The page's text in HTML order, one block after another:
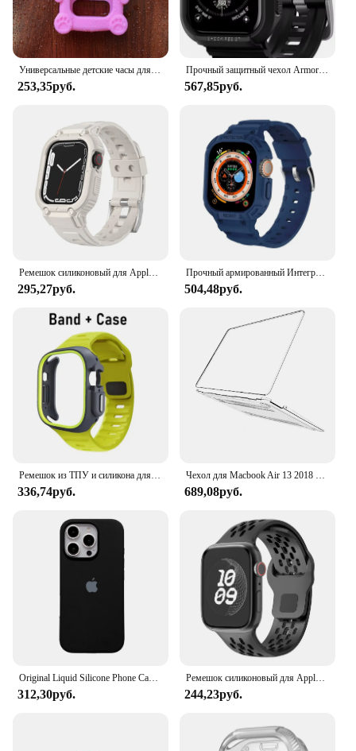
Универсальные детские часы для телефона защитный чехол Детские умные часы силиконовый браслет с подвеской защитный рукав на шею
253,35руб.
Прочный защитный чехол Armor Pro для Apple Watch Ultra2 Ultra 9 8 7 49 мм 45 мм 41 мм Карбоновый чехол с ремешком для Iwatch 6 5 4 SE 44 мм 40 мм
567,85руб.
Ремешок силиконовый для Apple Watch Ultra, защитный браслет для Iwatch Series 8 7 6 Se 5 4, 49 мм 45 мм 44 мм 41 мм 40 мм
295,27руб.
Прочный армированный Интегрированный чехол + ремешок всесторонняя защита для Apple Watch Ultra 49 мм
504,48руб.
336,74руб. 689,08руб.
312,30руб.
Ремешок силиконовый для Apple watch, браслет для iwatch Series 10 9 8 7 6 5 3 SE Ultra, 45 мм 41 мм 44 мм 49 мм 40 мм 38 42 мм 46 мм
244,23руб.